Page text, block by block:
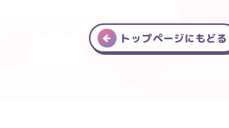
トップページにもどる